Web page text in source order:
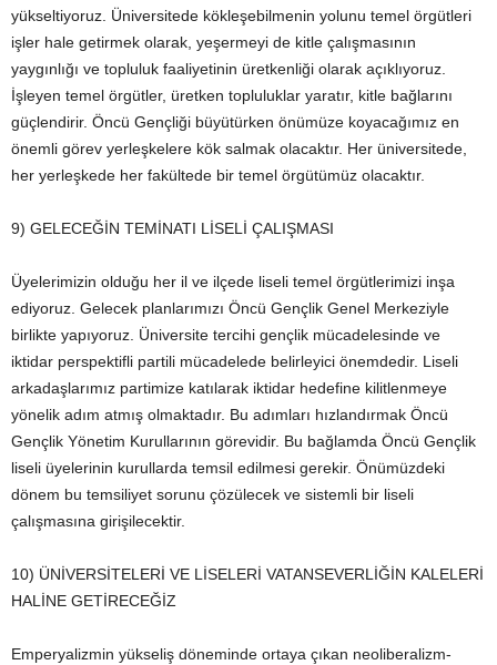
yükseltiyoruz. Üniversitede kökleşebilmenin yolunu temel örgütleri
işler hale getirmek olarak, yeşermeyi de kitle çalışmasının
yaygınlığı ve topluluk faaliyetinin üretkenliği olarak açıklıyoruz.
İşleyen temel örgütler, üretken topluluklar yaratır, kitle bağlarını
güçlendirir. Öncü Gençliği büyütürken önümüze koyacağımız en
önemli görev yerleşkelere kök salmak olacaktır. Her üniversitede,
her yerleşkede her fakültede bir temel örgütümüz olacaktır.
9) GELECEĞİN TEMİNATI LİSELİ ÇALIŞMASI
Üyelerimizin olduğu her il ve ilçede liseli temel örgütlerimizi inşa
ediyoruz. Gelecek planlarımızı Öncü Gençlik Genel Merkeziyle
birlikte yapıyoruz. Üniversite tercihi gençlik mücadelesinde ve
iktidar perspektifli partili mücadelede belirleyici önemdedir. Liseli
arkadaşlarımız partimize katılarak iktidar hedefine kilitlenmeye
yönelik adım atmış olmaktadır. Bu adımları hızlandırmak Öncü
Gençlik Yönetim Kurullarının görevidir. Bu bağlamda Öncü Gençlik
liseli üyelerinin kurullarda temsil edilmesi gerekir. Önümüzdeki
dönem bu temsiliyet sorunu çözülecek ve sistemli bir liseli
çalışmasına girişilecektir.
10) ÜNİVERSİTELERİ VE LİSELERİ VATANSEVERLİĞİN KALELERİ
HALİNE GETİRECEĞİZ
Emperyalizmin yükseliş döneminde ortaya çıkan neoliberalizm-